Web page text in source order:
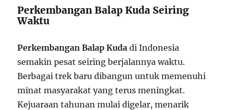
Perkembangan Balap Kuda Seiring
Waktu
Perkembangan Balap Kuda di Indonesia
semakin pesat seiring berjalannya waktu.
Berbagai trek baru dibangun untuk memenuhi
minat masyarakat yang terus meningkat.
Kejuaraan tahunan mulai digelar, menarik